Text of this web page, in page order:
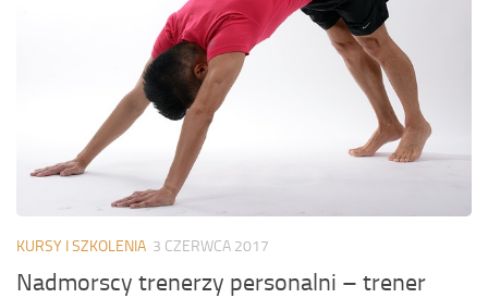
KURSY I SZKOLENIA 3 CZERWCA 2017
Nadmorscy trenerzy personalni – trener